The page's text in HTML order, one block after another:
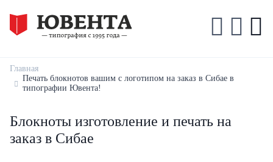
Главная
Печать блокнотов вашим с логотипом на заказ в Сибае в
типографии Ювента!
Блокноты изготовление и печать на
заказ в Сибае